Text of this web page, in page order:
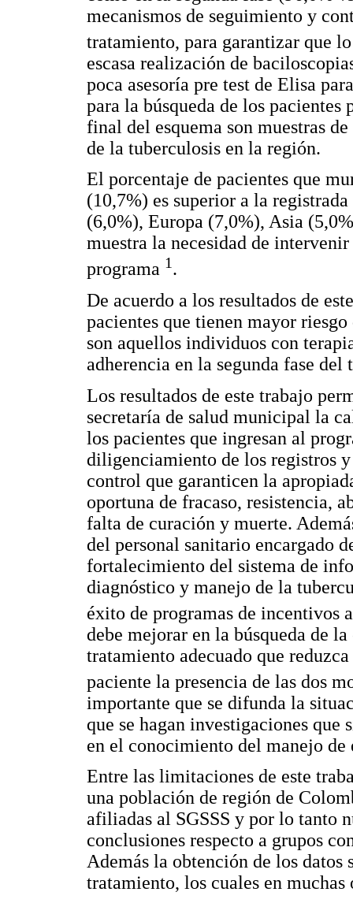
mecanismos de seguimiento y
tratamiento, para garantizar que
escasa realización de
poca asesoría pre test de Elisa
para la búsqueda de los
final del esquema son muestras
de la tuberculosis en la región.
El porcentaje de pacientes que
(10,7%) es superior a la
(6,0%), Europa (7,0%), Asia
muestra la necesidad de
programa 1.
De acuerdo a los resultados de
pacientes que tienen mayor
son aquellos individuos con
adherencia en la segunda fase del
Los resultados de este trabajo
secretaría de salud municipal la
los pacientes que ingresan al
diligenciamiento de los registros
control que garanticen la
oportuna de fracaso, resistencia,
falta de curación y muerte.
del personal sanitario encargado
fortalecimiento del sistema de
diagnóstico y manejo de la
éxito de programas de incentivos
debe mejorar en la búsqueda de
tratamiento adecuado que
paciente la presencia de las dos
importante que se difunda la
que se hagan investigaciones que
en el conocimiento del manejo de
Entre las limitaciones de este
una población de región de
afiliadas al SGSSS y por lo tanto
conclusiones respecto a grupos
Además la obtención de los
tratamiento, los cuales en